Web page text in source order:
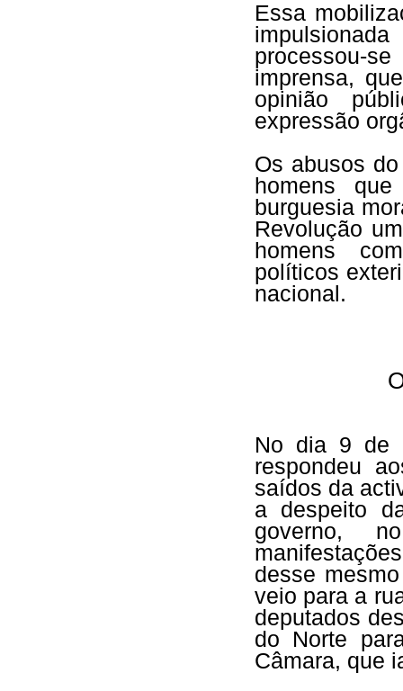
Essa
processou-
imprensa,
opinião
expressão
Os abusos
homens
burguesia
Revolução
homens
políticos
nacional.
No dia 9 de
respondeu
saídos da
a despeito
governo,
desse
veio para a
deputados
do Norte
Câmara, que